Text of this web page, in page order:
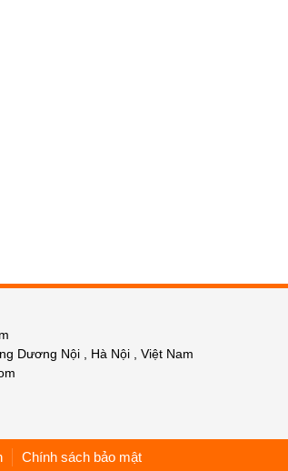
Dương Nội , Hà Nội , Việt Nam
Chính sách bảo mật